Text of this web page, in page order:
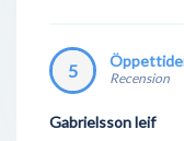
5 Recension
Gabrielsson leif